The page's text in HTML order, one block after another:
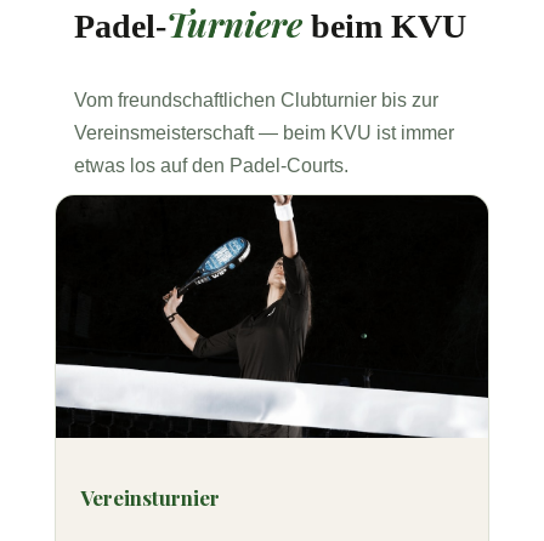
Padel-Turniere beim KVU
Vom freundschaftlichen Clubturnier bis zur
Vereinsmeisterschaft — beim KVU ist immer
etwas los auf den Padel-Courts.
Vereinsturnier